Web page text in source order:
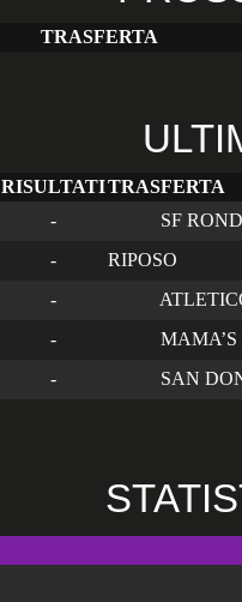
TRASFERTA
RISULTATITRASFERTA
- SF
- RIPOSO
-
-
- SAN